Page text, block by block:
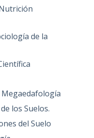
de la
los Suelos.
del Suelo